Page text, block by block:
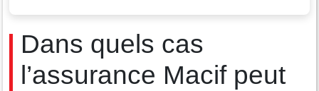
Dans quels cas
l’assurance Macif peut